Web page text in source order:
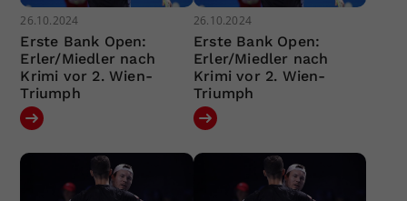
26.10.2024
Erste Bank Open:
Erler/Miedler nach
Krimi vor 2. Wien-
Triumph
26.10.2024
Erste Bank Open:
Erler/Miedler nach
Krimi vor 2. Wien-
Triumph